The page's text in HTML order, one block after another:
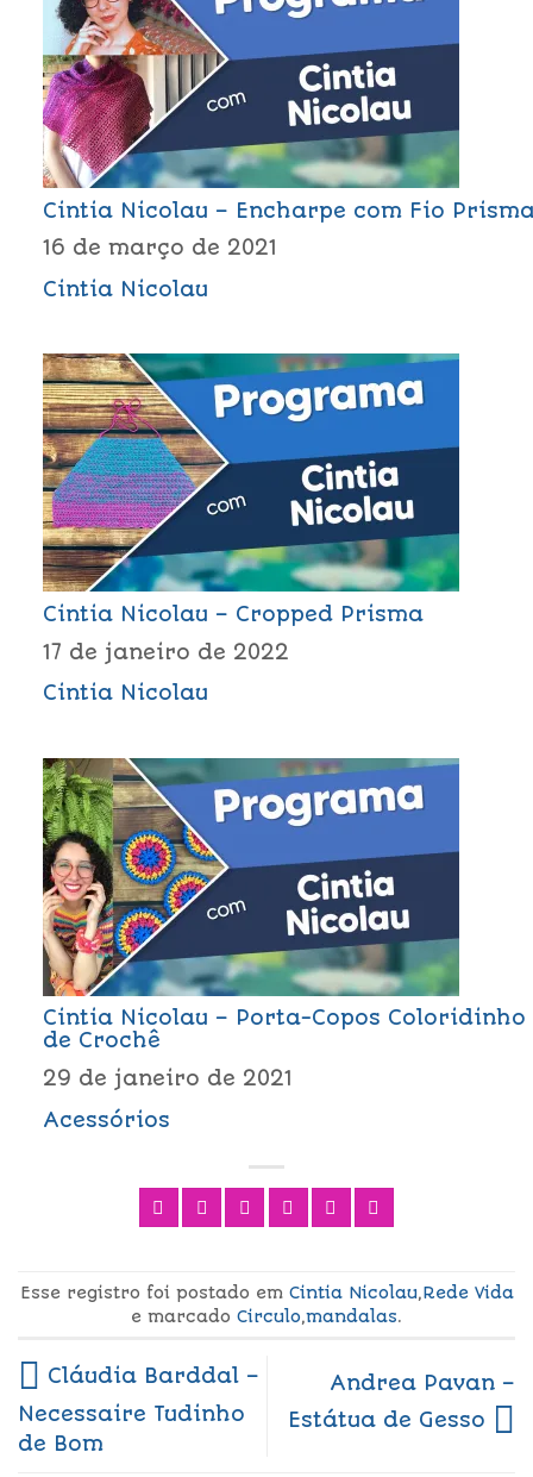
Cintia Nicolau – Encharpe com Fio
16 de março de 2021
Cintia Nicolau
Cintia Nicolau – Cropped Prisma
17 de janeiro de 2022
Cintia Nicolau
Cintia Nicolau – Porta-Copos Coloridinho
de Crochê
29 de janeiro de 2021
Acessórios
Esse registro foi postado em Cintia Nicolau,Rede Vida
e marcado Circulo,mandalas.
Cláudia Barddal –
Necessaire Tudinho
de Bom
Andrea Pavan –
Estátua de Gesso